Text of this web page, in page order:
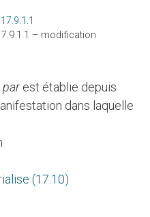
17.9.1.1
– modification
parest établie depuis
dans laquelle
(17.10)